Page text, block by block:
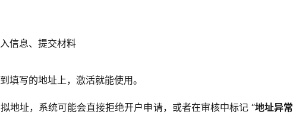
信息、提交材料
填写的地址上，激活就能使用。
地址，系统可能会直接拒绝开户申请，或者在审核中标记 “地址异常